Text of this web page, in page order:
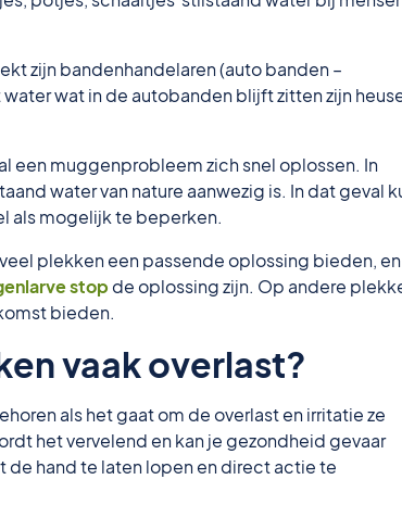
zijn bandenhandelaren (auto banden –
wat in de autobanden blijft zitten zijn
een muggenprobleem zich snel oplossen. In
water van nature aanwezig is. In dat geval
als mogelijk te beperken.
plekken een passende oplossing bieden,
stop de oplossing zijn. Op andere
bieden.
vaak overlast?
als het gaat om de overlast en irritatie ze
het vervelend en kan je gezondheid gevaar
de hand te laten lopen en direct actie te